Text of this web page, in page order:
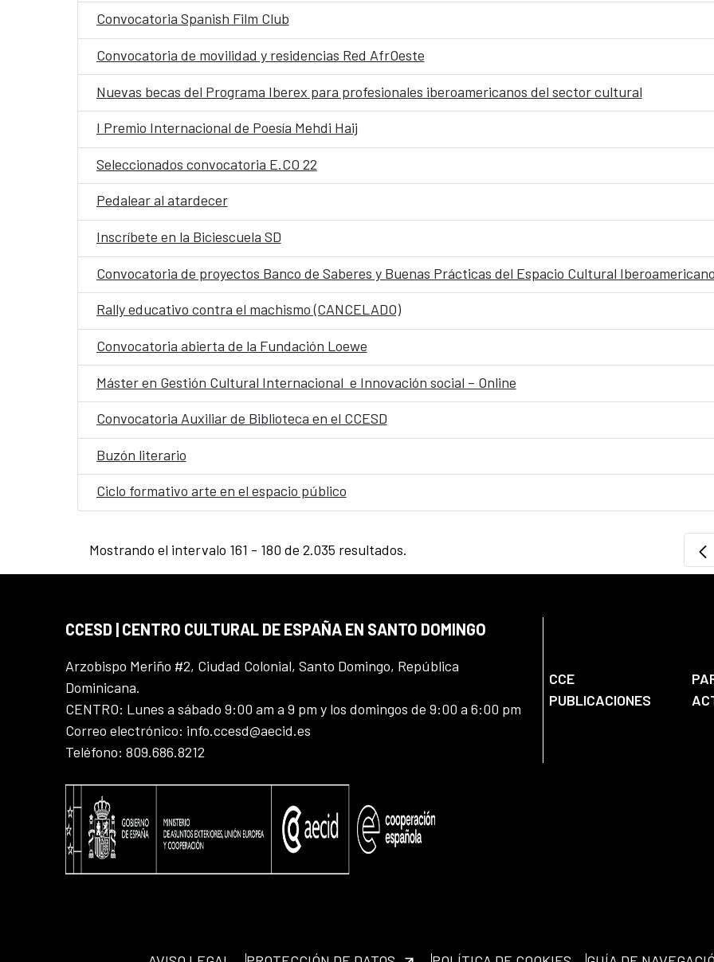
Convocatoria Spanish Film Club
Convocatoria de movilidad y residencias Red AfrOeste
Nuevas becas del Programa Iberex para profesionales iberoamericanos del sector cultural
I Premio Internacional de Poesía Mehdi Haij
Seleccionados convocatoria E.CO 22
Pedalear al atardecer
Inscríbete en la Biciescuela SD
Convocatoria de proyectos Banco de Saberes y Buenas Prácticas del Espacio Cultural Iberoamericano
Rally educativo contra el machismo (CANCELADO)
Convocatoria abierta de la Fundación Loewe
Máster en Gestión Cultural Internacional e Innovación social – Online
Convocatoria Auxiliar de Biblioteca en el CCESD
Buzón literario
Ciclo formativo arte en el espacio público
Mostrando el intervalo 161 - 180 de 2.035 resultados.
CCESD | CENTRO CULTURAL DE ESPAÑA EN SANTO DOMINGO
Arzobispo Meriño #2, Ciudad Colonial, Santo Domingo, República
Dominicana.
CENTRO: Lunes a sábado 9:00 am a 9 pm y los domingos de 9:00 a 6:00 pm
Correo electrónico: info.ccesd@aecid.es
Teléfono: 809.686.8212
CCE
PUBLICACIONES